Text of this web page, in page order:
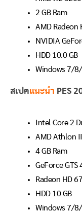
2 GB Ram
AMD Radeon
NVIDIA
HDD 10.0 GB
Windows 7/
สเปคแนะนำ PES
Intel Core 2
AMD Athlon
4 GB Ram
GeForce GTS
Radeon HD
HDD 10 GB
Windows 7/